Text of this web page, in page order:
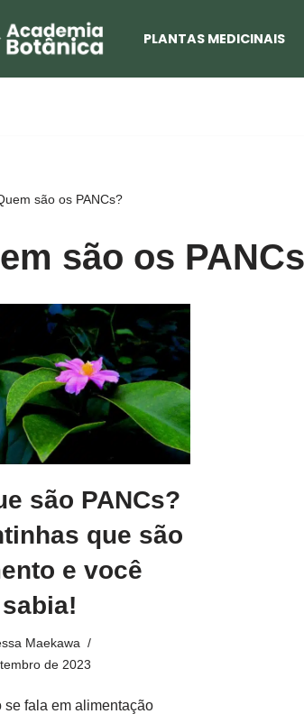
PLANTAS MEDICINAIS
são os PANCs?
são os
são PANCs?
que são
e você
Maekawa
de 2023
se fala em alimentação